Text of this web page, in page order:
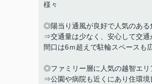
様々
◎陽当り通風が良好で人気のある
⇒交通量は少なく、安心して交通
間口は6ｍ超えで駐輪スペースも
◎ファミリー層に人気の越智エリ
⇒公園や病院も近くにあり住環境